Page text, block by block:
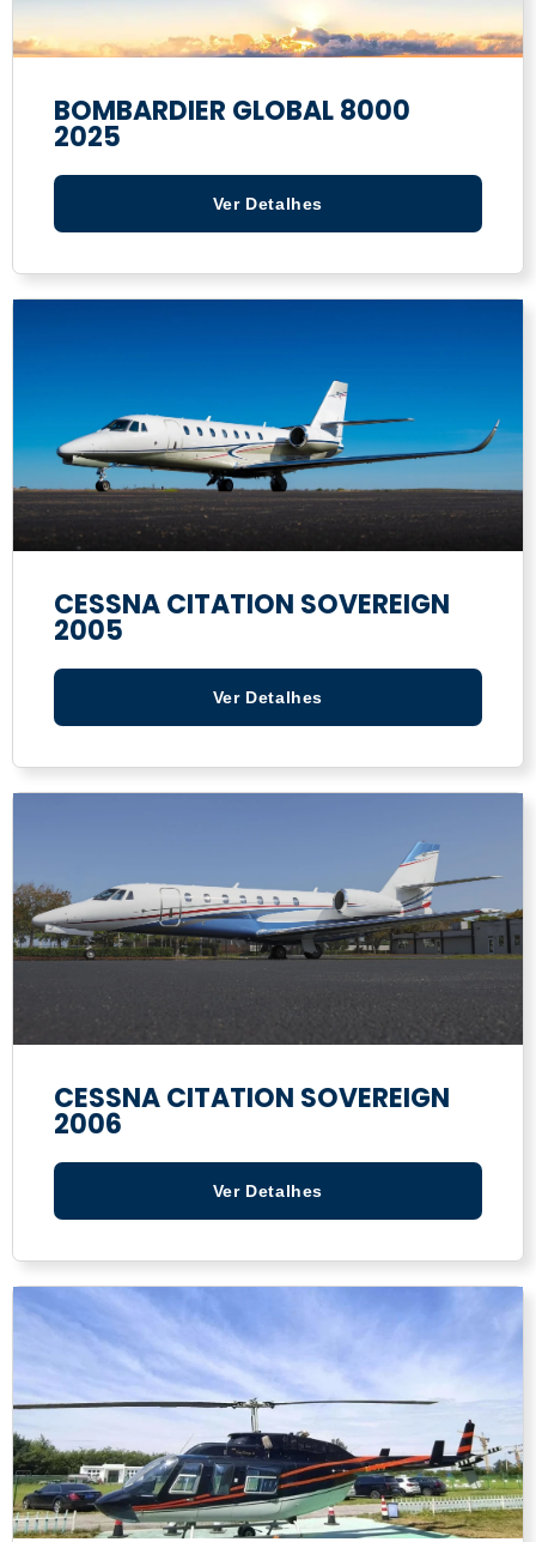
BOMBARDIER GLOBAL 8000
2025
Ver Detalhes
CESSNA CITATION SOVEREIGN
2005
Ver Detalhes
CESSNA CITATION SOVEREIGN
2006
Ver Detalhes